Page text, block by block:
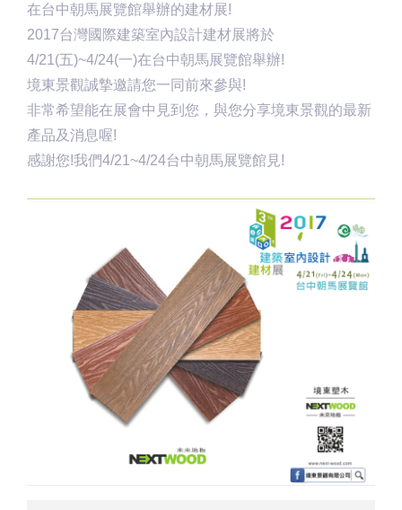
在台中朝馬展覽館舉辦的建材展!
2017台灣國際建築室內設計建材展將於
4/21(五)~4/24(一)在台中朝馬展覽館舉辦!
境東景觀誠摯邀請您一同前來參與!
非常希望能在展會中見到您，與您分享境東景觀的最新
產品及消息喔!
感謝您!我們4/21~4/24台中朝馬展覽館見!